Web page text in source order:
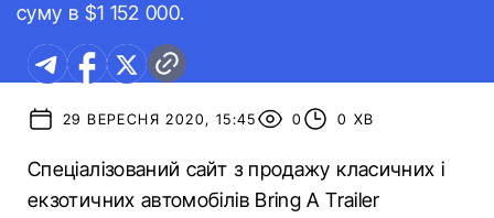
суму в $1 152 000.
29 ВЕРЕСНЯ 2020, 15:45 0 0 ХВ
Спеціалізований сайт з продажу класичних і
екзотичних автомобілів Bring A Trailer